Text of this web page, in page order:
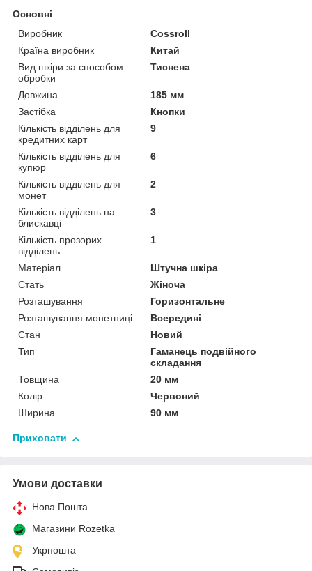
Основні
Виробник
Cossroll
Країна виробник
Китай
Вид шкіри за способом
обробки
Тиснена
Довжина
185 мм
Застібка
Кнопки
Кількість відділень для
кредитних карт
9
Кількість відділень для
купюр
6
Кількість відділень для
монет
2
Кількість відділень на
блискавці
3
Кількість прозорих
відділень
1
Матеріал
Штучна шкіра
Стать
Жіноча
Розташування
Горизонтальне
Розташування монетниці
Всередині
Стан
Новий
Тип
Гаманець подвійного
складання
Товщина
20 мм
Колір
Червоний
Ширина
90 мм
Приховати
Умови доставки
Нова Пошта
Магазини Rozetka
Укрпошта